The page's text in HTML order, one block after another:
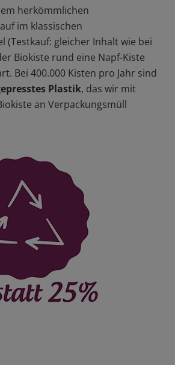
herkömmlichen
im klassischen
(Testkauf: gleicher Inhalt wie bei
Biokiste rund eine Napf-Kiste
Bei 400.000 Kisten pro Jahr sind
Plastik, das wir mit
an Verpackungsmüll